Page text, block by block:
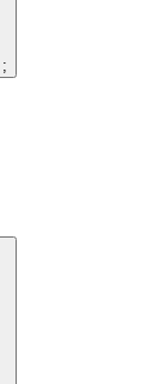
;